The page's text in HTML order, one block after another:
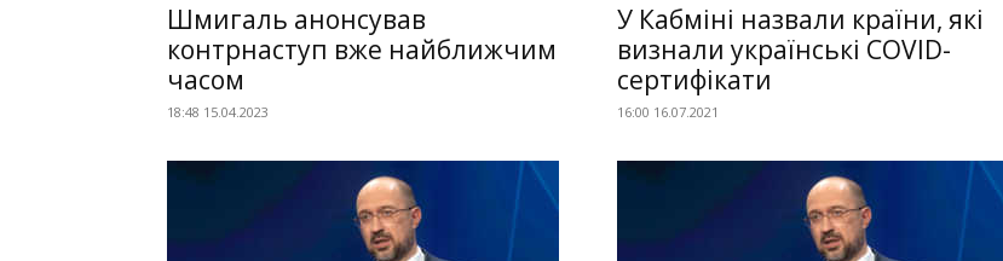
Шмигаль анонсував
контрнаступ вже найближчим
часом
18:48 15.04.2023
У Кабміні назвали країни, які
визнали українські COVID-
сертифікати
16:00 16.07.2021